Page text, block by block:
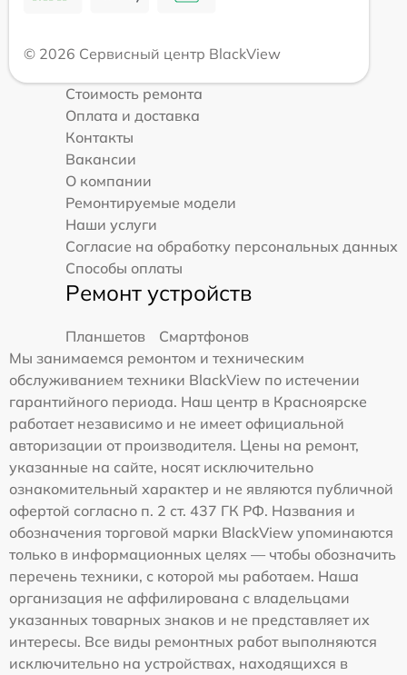
© 2026 Сервисный центр BlackView
Стоимость ремонта
Оплата и доставка
Контакты
Вакансии
О компании
Ремонтируемые модели
Наши услуги
Согласие на обработку персональных данных
Способы оплаты
Ремонт устройств
Планшетов
Смартфонов
Мы занимаемся ремонтом и техническим
обслуживанием техники BlackView по истечении
гарантийного периода. Наш центр в Красноярске
работает независимо и не имеет официальной
авторизации от производителя. Цены на ремонт,
указанные на сайте, носят исключительно
ознакомительный характер и не являются публичной
офертой согласно п. 2 ст. 437 ГК РФ. Названия и
обозначения торговой марки BlackView упоминаются
только в информационных целях — чтобы обозначить
перечень техники, с которой мы работаем. Наша
организация не аффилирована с владельцами
указанных товарных знаков и не представляет их
интересы. Все виды ремонтных работ выполняются
исключительно на устройствах, находящихся в